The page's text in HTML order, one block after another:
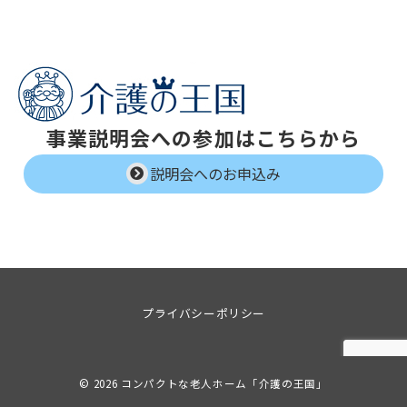
事業説明会への参加はこちらから
説明会へのお申込み
プライバシーポリシー
© 2026 コンパクトな老人ホーム「介護の王国」